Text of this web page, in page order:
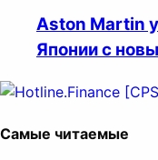
Aston Martin
Японии с
Самые читаемые